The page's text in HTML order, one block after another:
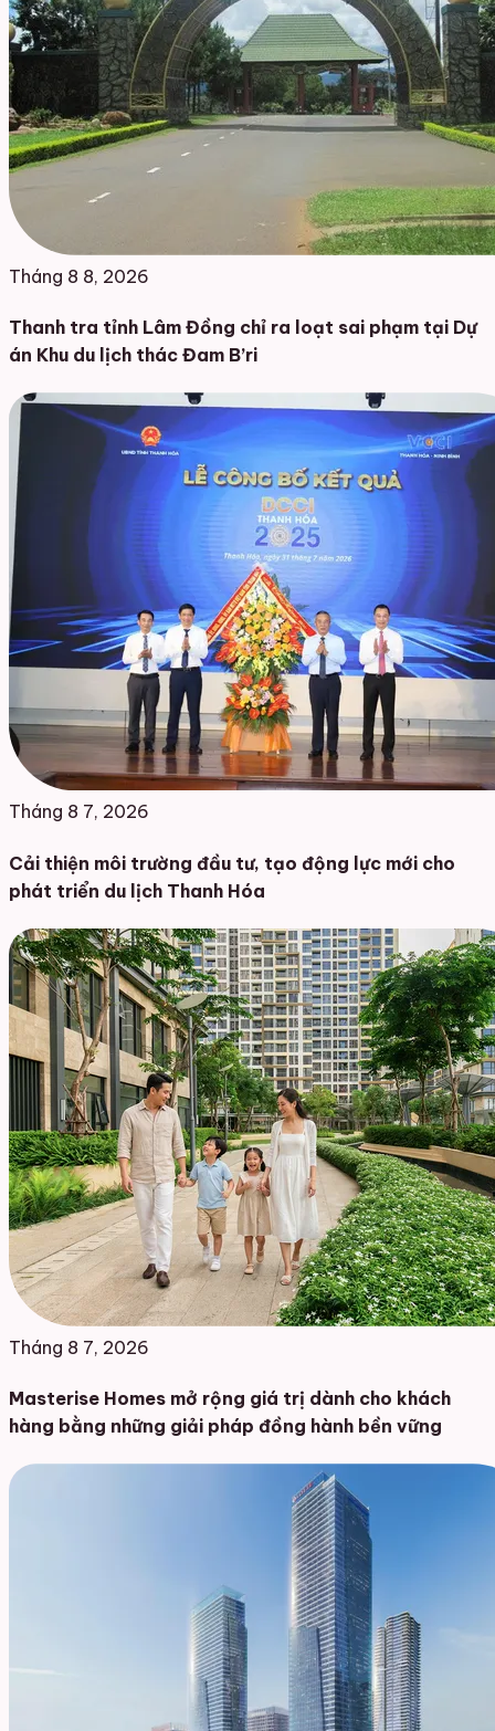
Tháng 8 8, 2026
Thanh tra tỉnh Lâm Đồng chỉ ra loạt sai phạm tại Dự
án Khu du lịch thác Đam B’ri
Tháng 8 7, 2026
Cải thiện môi trường đầu tư, tạo động lực mới cho
phát triển du lịch Thanh Hóa
Tháng 8 7, 2026
Masterise Homes mở rộng giá trị dành cho khách
hàng bằng những giải pháp đồng hành bền vững